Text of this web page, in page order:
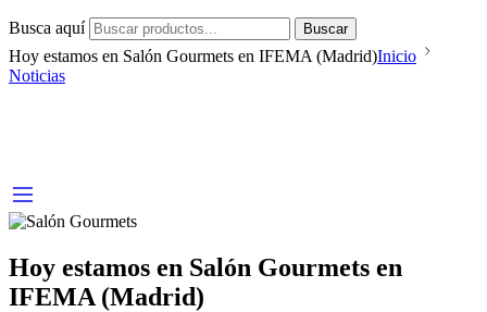
Busca aquí Buscar
Hoy estamos en Salón Gourmets en IFEMA (Madrid)Inicio
Noticias
Hoy estamos en Salón Gourmets en
IFEMA (Madrid)